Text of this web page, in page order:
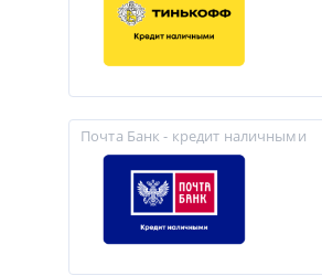
Почта Банк - кредит наличными